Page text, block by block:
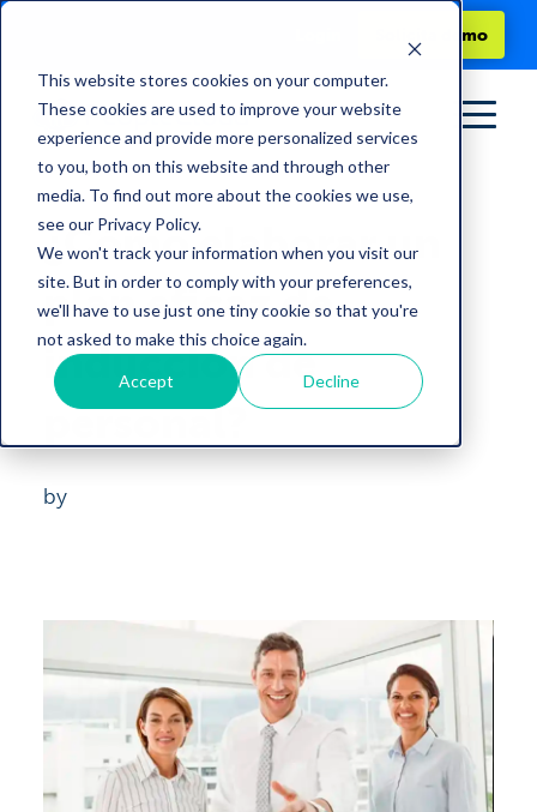
This website stores cookies on your computer.
These cookies are used to improve your website
experience and provide more personalized services
to you, both on this website and through other
media. To find out more about the cookies we use,
see our Privacy Policy.
We won't track your information when you visit our
site. But in order to comply with your preferences,
we'll have to use just one tiny cookie so that you're
not asked to make this choice again.
Accept Decline
Solicita demo
¿Cómo elaborar un
plan eficaz de
inducción de
personal?
by